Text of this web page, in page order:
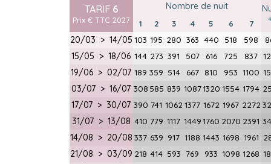
TARIF6
Prix € TTC 2027
Nombre de nuit
1 2 3 4 5 6 7
20/03 > 14/05 103 195 280 363 440 518 598
15/05 > 18/06 144 273 391 507 616 725 837
19/06 > 02/07 189 359 514 667 810 953 1100
03/07 > 16/07 308 585 839 10871320 1554 1794
17/07 > 30/07 390 741 1062 1377 1672 1967 2272
31/07 > 13/08 410 779 1117 14491760 2070 2391
14/08 > 20/08 337 639 917 1188 1443 1698 1961
21/08 > 03/09 218 414 593 769 933 1098 1268